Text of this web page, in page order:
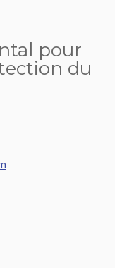
pour
du